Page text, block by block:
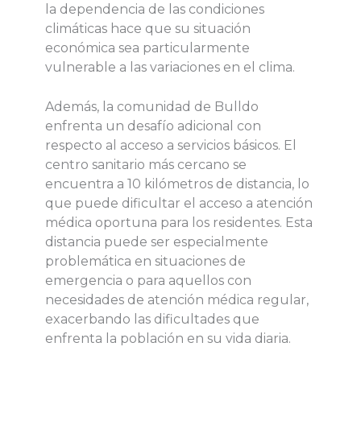
la dependencia de las condiciones
climáticas hace que su situación
económica sea particularmente
vulnerable a las variaciones en el clima.
Además, la comunidad de Bulldo
enfrenta un desafío adicional con
respecto al acceso a servicios básicos. El
centro sanitario más cercano se
encuentra a 10 kilómetros de distancia, lo
que puede dificultar el acceso a atención
médica oportuna para los residentes. Esta
distancia puede ser especialmente
problemática en situaciones de
emergencia o para aquellos con
necesidades de atención médica regular,
exacerbando las dificultades que
enfrenta la población en su vida diaria.